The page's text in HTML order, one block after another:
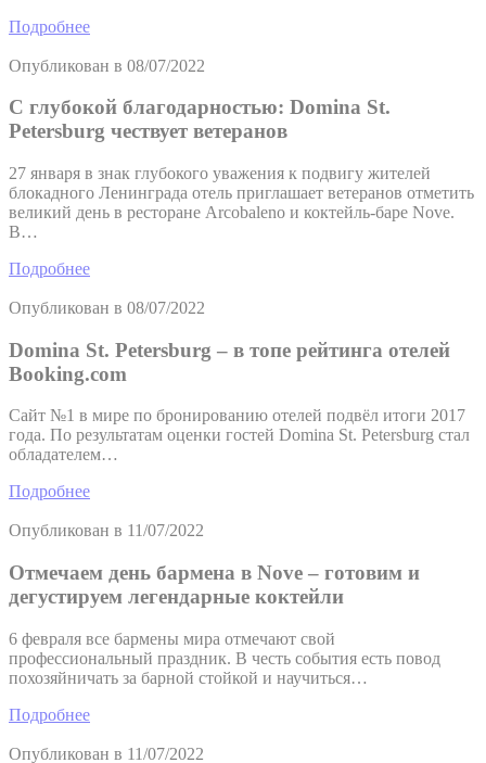
Подробнее
Опубликован в 08/07/2022
С глубокой благодарностью: Domina St.
Petersburg чествует ветеранов
27 января в знак глубокого уважения к подвигу жителей
блокадного Ленинграда отель приглашает ветеранов отметить
великий день в ресторане Arcobaleno и коктейль-баре Nove.
В…
Подробнее
Опубликован в 08/07/2022
Domina St. Petersburg – в топе рейтинга отелей
Booking.com
Сайт №1 в мире по бронированию отелей подвёл итоги 2017
года. По результатам оценки гостей Domina St. Petersburg стал
обладателем…
Подробнее
Опубликован в 11/07/2022
Отмечаем день бармена в Nove – готовим и
дегустируем легендарные коктейли
6 февраля все бармены мира отмечают свой
профессиональный праздник. В честь события есть повод
похозяйничать за барной стойкой и научиться…
Подробнее
Опубликован в 11/07/2022